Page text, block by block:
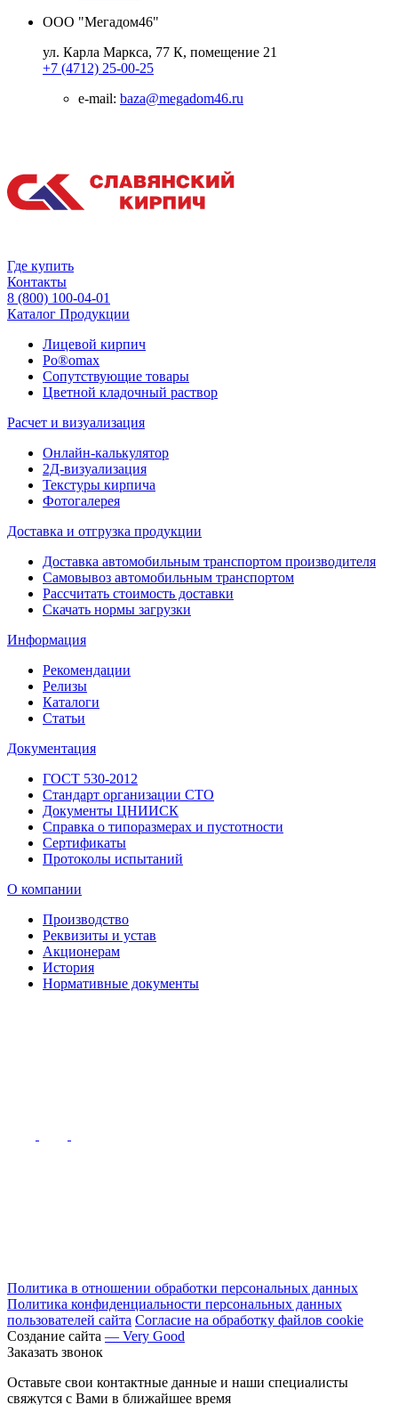
ООО "Мегадом46"
ул. Карла Маркса, 77 К, помещение 21
+7 (4712) 25-00-25
e-mail: baza@megadom46.ru
Где купить
Контакты
8 (800) 100-04-01
Каталог Продукции
Лицевой кирпич
Po®omax
Сопутствующие товары
Цветной кладочный раствор
Расчет и визуализация
Онлайн-калькулятор
2Д-визуализация
Текстуры кирпича
Фотогалерея
Доставка и отгрузка продукции
Доставка автомобильным транспортом производителя
Самовывоз автомобильным транспортом
Рассчитать стоимость доставки
Скачать нормы загрузки
Информация
Рекомендации
Релизы
Каталоги
Статьи
Документация
ГОСТ 530-2012
Стандарт организации СТО
Документы ЦНИИСК
Справка о типоразмерах и пустотности
Сертификаты
Протоколы испытаний
О компании
Производство
Реквизиты и устав
Акционерам
История
Нормативные документы
Политика в отношении обработки персональных данных
Политика конфиденциальности персональных данных
пользователей сайта Согласие на обработку файлов cookie
Создание сайта — Very Good
Заказать звонок
Оставьте свои контактные данные и наши специалисты
свяжутся с Вами в ближайшее время